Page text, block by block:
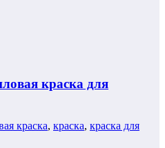
краска для
краска, краска, краска для